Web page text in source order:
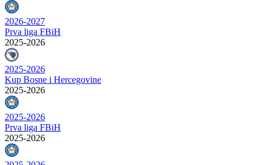
2026-2027
Prva liga FBiH
2025-2026
2025-2026
Kup Bosne i Hercegovine
2025-2026
2025-2026
Prva liga FBiH
2025-2026